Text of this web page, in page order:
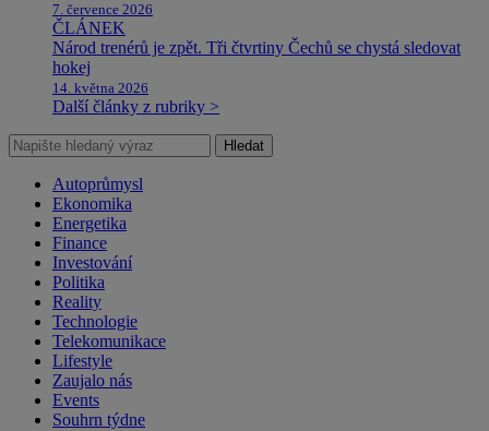
7. července 2026
ČLÁNEK
Národ trenérů je zpět. Tři čtvrtiny Čechů se chystá sledovat
hokej
14. května 2026
Další články z rubriky >
Hledat
Autoprůmysl
Ekonomika
Energetika
Finance
Investování
Politika
Reality
Technologie
Telekomunikace
Lifestyle
Zaujalo nás
Events
Souhrn týdne